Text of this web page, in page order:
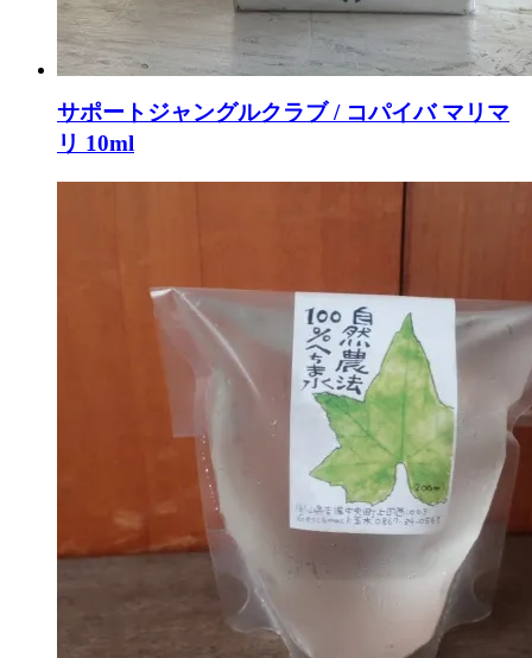
サポートジャングルクラブ / コパイバ マリマ
リ 10ml